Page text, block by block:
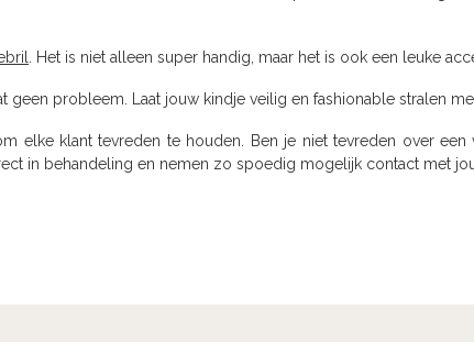
. Het is niet alleen super handig, maar het is ook een leuke
geen probleem. Laat jouw kindje veilig en fashionable stralen
elke klant tevreden te houden. Ben je niet tevreden over een
in behandeling en nemen zo spoedig mogelijk contact met